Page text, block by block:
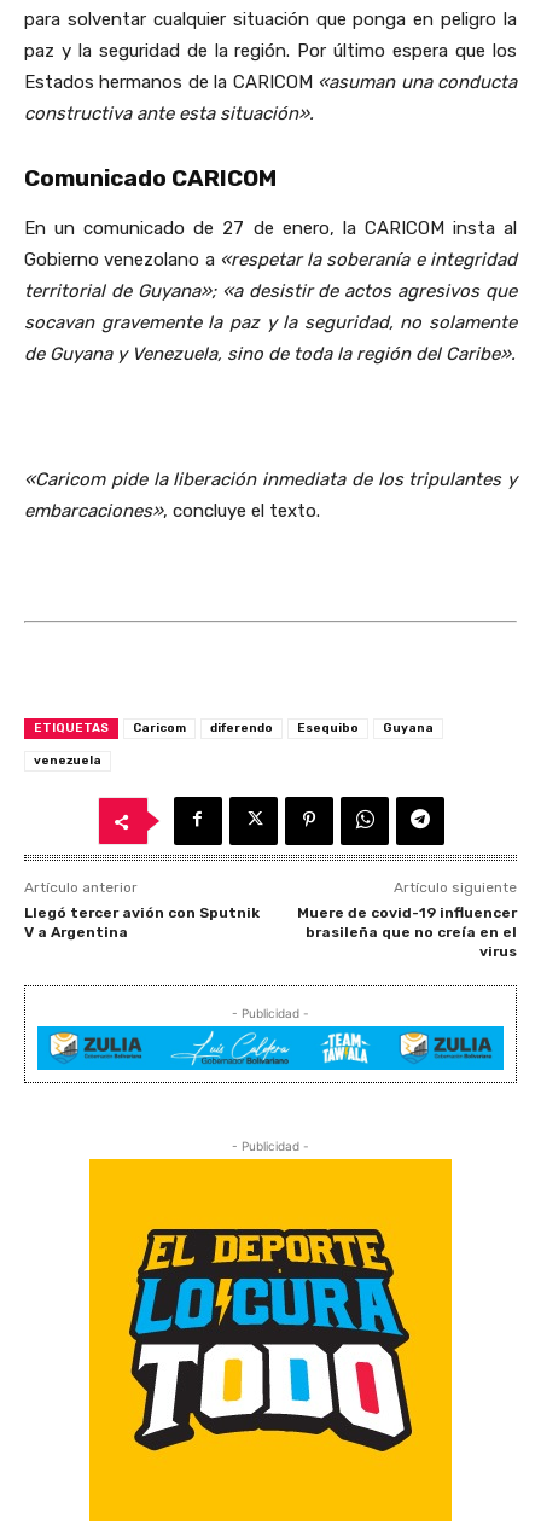
para solventar cualquier situación que ponga en peligro la
paz y la seguridad de la región. Por último espera que los
Estados hermanos de la CARICOM «asuman una conducta
constructiva ante esta situación».
Comunicado CARICOM
En un comunicado de 27 de enero, la CARICOM insta al
Gobierno venezolano a «respetar la soberanía e integridad
territorial de Guyana»; «a desistir de actos agresivos que
socavan gravemente la paz y la seguridad, no solamente
de Guyana y Venezuela, sino de toda la región del Caribe».
«Caricom pide la liberación inmediata de los tripulantes y
embarcaciones», concluye el texto.
ETIQUETAS Caricom diferendo Esequibo Guyana
venezuela
Artículo anterior
Llegó tercer avión con Sputnik
V a Argentina
Artículo siguiente
Muere de covid-19 influencer
brasileña que no creía en el
virus
- Publicidad -
- Publicidad -